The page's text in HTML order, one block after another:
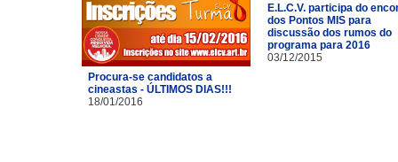
Procura-se candidatos a
cineastas - ÚLTIMOS DIAS!!!
18/01/2016
E.L.C.V. participa do
dos Pontos MIS para
discussão dos rumos do
programa para 2016
03/12/2015